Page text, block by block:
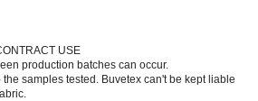
USE
production batches can occur.
samples tested. Buvetex can't be kept liable